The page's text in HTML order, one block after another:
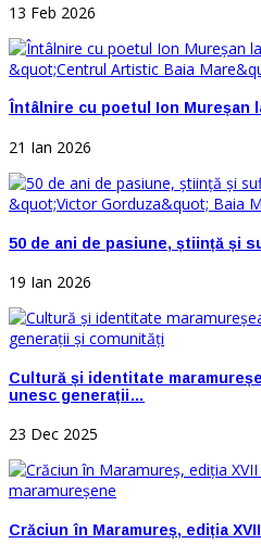
13 Feb 2026
Întâlnire cu poetul Ion Mureșan
21 Ian 2026
50 de ani de pasiune, știință și
19 Ian 2026
Cultură și identitate
unesc generații…
23 Dec 2025
Crăciun în Maramureș, ediția